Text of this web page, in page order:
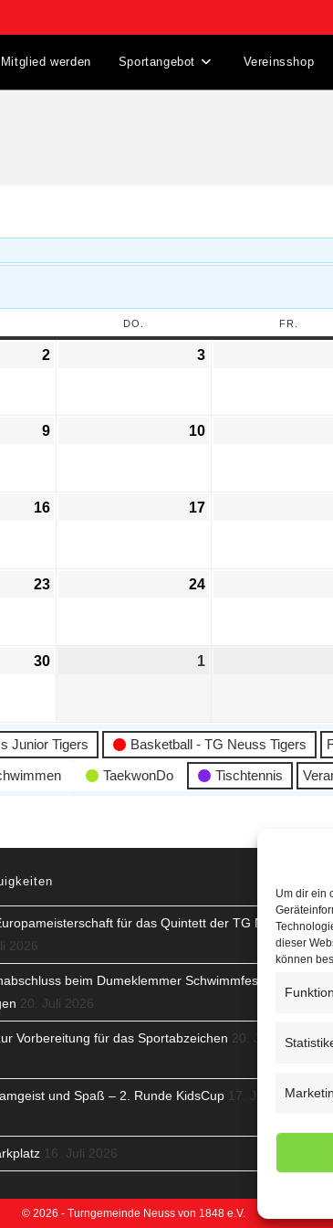
Um dir ein
dieser
können
Mitglied werden Sportangebot Vereinsshop
DO. FR.
2 3
9 10
16 17
23 24
30 1
Junior Tigers Basketball - TG Neuss Tigers
TaekwonDo Tischtennis
für das Quintett der TG Neuss
2026
beim Dumeklemmer Schwimmfest in
20. Juli 2026
Vorbereitung für das Sportabzeichen 20. Juli
und Spaß – 2. Runde KidsCup 17. Juli
16. Juli 2026
© 2026 - Turngemeinde Neuss von 1848 e.V.